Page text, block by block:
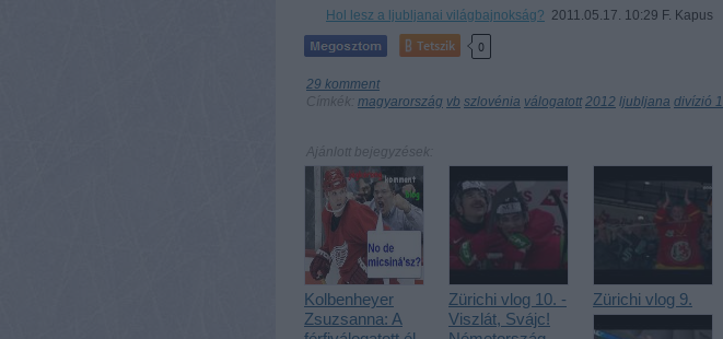
Hol lesz a ljubljanai világbajnokság? 2011.05.17. 10:29 F. Kapus
Tetszik 0
29 komment
Címkék: magyarország vb szlovénia válogatott 2012 ljubljana divízió 1
Ajánlott bejegyzések:
Kolbenheyer
Zsuzsanna: A
Zürichi vlog 10. -
Viszlát, Svájc!
Zürichi vlog 9.